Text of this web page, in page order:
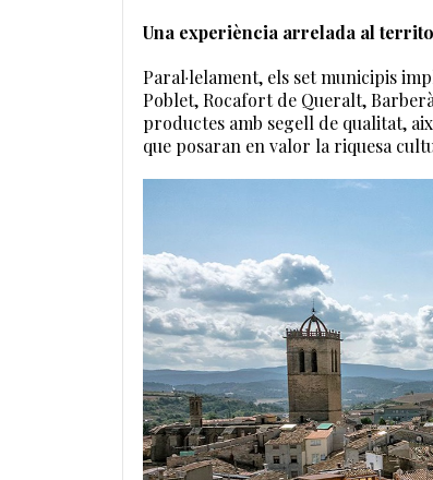
Una experiència arrelada al
Paral·lelament, els set municipis
Poblet, Rocafort de Queralt,
productes amb segell de qualitat,
que posaran en valor la riquesa